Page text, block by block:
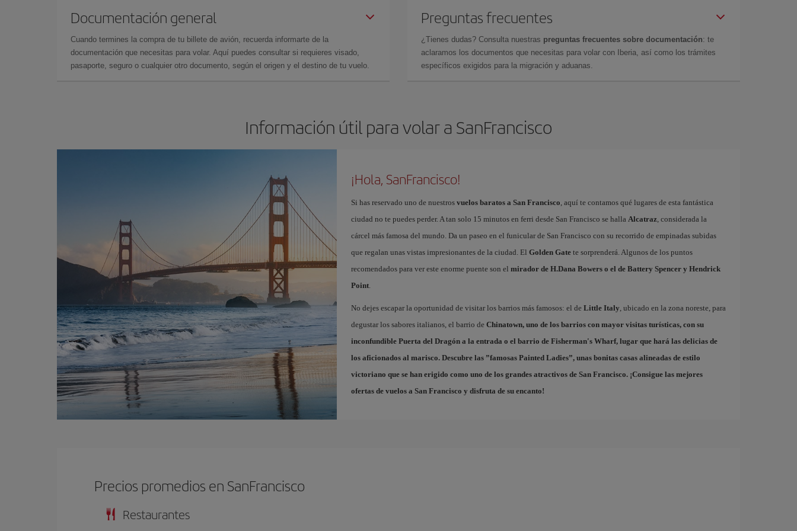
Documentación general
Cuando termines la compra de tu billete de avión, recuerda informarte de la
documentación que necesitas para volar. Aquí puedes consultar si requieres visado,
pasaporte, seguro o cualquier otro documento, según el origen y el destino de tu vuelo.
Preguntas frecuentes
¿Tienes dudas? Consulta nuestras preguntas frecuentes sobre documentación: te
aclaramos los documentos que necesitas para volar con Iberia, así como los trámites
específicos exigidos para la migración y aduanas.
Información útil para volar a SanFrancisco
¡Hola, SanFrancisco!
Si has reservado uno de nuestros vuelos baratos a San Francisco, aquí te contamos qué lugares de esta fantástica
ciudad no te puedes perder. A tan solo 15 minutos en ferri desde San Francisco se halla Alcatraz, considerada la
cárcel más famosa del mundo. Da un paseo en el funicular de San Francisco con su recorrido de empinadas subidas
que regalan unas vistas impresionantes de la ciudad. El Golden Gatete sorprenderá. Algunos de los puntos
recomendados para ver este enorme puente son el mirador de H.Dana Bowers o el de Battery Spencer y Hendrick
Point.
No dejes escapar la oportunidad de visitar los barrios más famosos: el de Little Italy, ubicado en la zona noreste, para
degustar los sabores italianos, el barrio de Chinatown, uno de los barrios con mayor visitas turísticas, con su
inconfundible Puerta del Dragón a la entrada o el barrio de Fisherman's Wharf, lugar que hará las delicias de
los aficionados al marisco. Descubre las ”famosas Painted Ladies”, unas bonitas casas alineadas de estilo
victoriano que se han erigido como uno de los grandes atractivos de San Francisco. ¡Consigue las mejores
ofertas de vuelos a San Francisco y disfruta de su encanto!
Precios promedios en SanFrancisco
Restaurantes